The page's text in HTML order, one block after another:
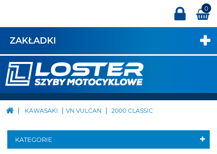
0
ZAKŁADKI
KAWASAKI VN VULCAN 2000 CLASSIC
KATEGORIE